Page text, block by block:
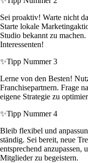
Sei proaktiv! Warte nicht
Starte lokale
Studio bekannt zu
Interessenten!
✨Tipp Nummer 3
Lerne von den Besten!
Franchisepartnern. Frage
eigene Strategie zu
✨Tipp Nummer 4
Bleib flexibel und
ständig. Sei bereit, neue
entsprechend anzupassen,
Mitglieder zu begeistern.